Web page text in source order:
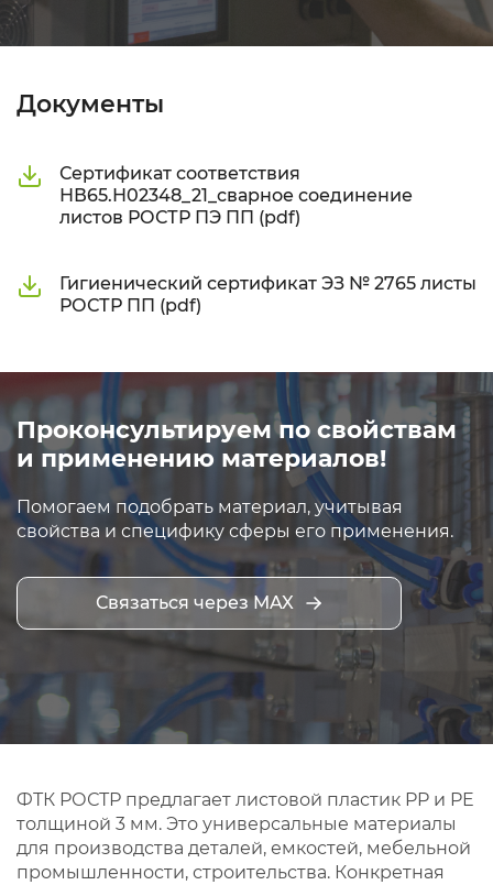
Документы
Сертификат соответствия
НВ65.Н02348_21_сварное соединение
листов РОСТР ПЭ ПП (pdf)
Гигиенический сертификат ЭЗ № 2765 листы
РОСТР ПП (pdf)
Проконсультируем по свойствам
и применению материалов!
Помогаем подобрать материал, учитывая
свойства и специфику сферы его применения.
Связаться через MAX
ФТК РОСТР предлагает листовой пластик PP и PE
толщиной 3 мм. Это универсальные материалы
для производства деталей, емкостей, мебельной
промышленности, строительства. Конкретная